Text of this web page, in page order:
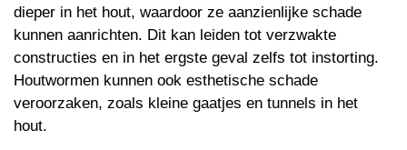
dieper in het hout, waardoor ze aanzienlijke schade
kunnen aanrichten. Dit kan leiden tot verzwakte
constructies en in het ergste geval zelfs tot instorting.
Houtwormen kunnen ook esthetische schade
veroorzaken, zoals kleine gaatjes en tunnels in het
hout.